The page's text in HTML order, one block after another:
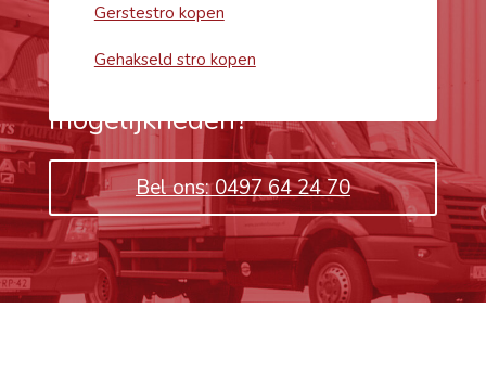
Gerstestro kopen
Gehakseld stro kopen
Wil je meer weten over de
mogelijkheden?
Bel ons: 0497 64 24 70